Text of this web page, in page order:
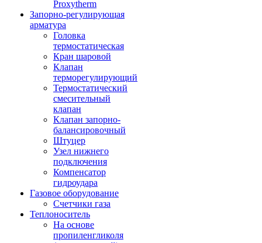
Proxytherm
Запорно-регулирующая
арматура
Головка
термостатическая
Кран шаровой
Клапан
терморегулирующий
Термостатический
смесительный
клапан
Клапан запорно-
балансировочный
Штуцер
Узел нижнего
подключения
Компенсатор
гидроудара
Газовое оборудование
Счетчики газа
Теплоноситель
На основе
пропиленгликоля